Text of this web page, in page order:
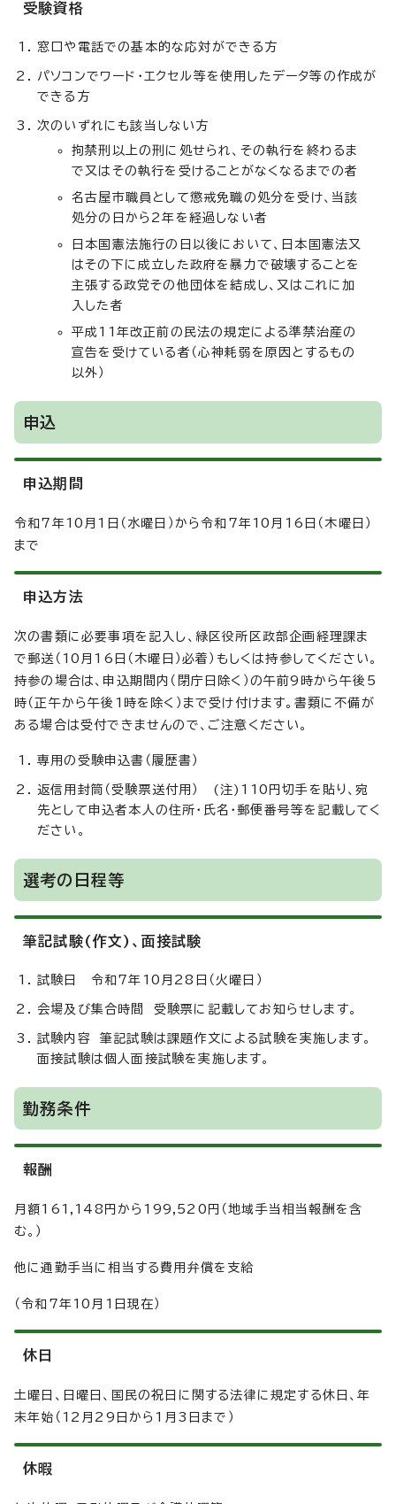
受験資格
窓口や電話での基本的な応対ができる方
パソコンでワード・エクセル等を使用したデータ等の作成が
できる方
次のいずれにも該当しない方
拘禁刑以上の刑に処せられ、その執行を終わるま
で又はその執行を受けることがなくなるまでの者
名古屋市職員として懲戒免職の処分を受け、当該
処分の日から2年を経過しない者
日本国憲法施行の日以後において、日本国憲法又
はその下に成立した政府を暴力で破壊することを
主張する政党その他団体を結成し、又はこれに加
入した者
平成11年改正前の民法の規定による準禁治産の
宣告を受けている者（心神耗弱を原因とするもの
以外）
申込
申込期間
令和7年10月1日（水曜日）から令和7年10月16日（木曜日）
まで
申込方法
次の書類に必要事項を記入し、緑区役所区政部企画経理課ま
で郵送（10月16日（木曜日）必着）もしくは持参してください。
持参の場合は、申込期間内（閉庁日除く）の午前9時から午後5
時（正午から午後1時を除く）まで受け付けます。書類に不備が
ある場合は受付できませんので、ご注意ください。
専用の受験申込書（履歴書）
返信用封筒（受験票送付用） (注)110円切手を貼り、宛
先として申込者本人の住所・氏名・郵便番号等を記載してく
ださい。
選考の日程等
筆記試験(作文)、面接試験
試験日 令和7年10月28日（火曜日）
会場及び集合時間 受験票に記載してお知らせします。
試験内容 筆記試験は課題作文による試験を実施します。
面接試験は個人面接試験を実施します。
勤務条件
報酬
月額161,148円から199,520円（地域手当相当報酬を含
む。）
他に通勤手当に相当する費用弁償を支給
（令和7年10月1日現在）
休日
土曜日、日曜日、国民の祝日に関する法律に規定する休日、年
末年始（12月29日から1月3日まで）
休暇